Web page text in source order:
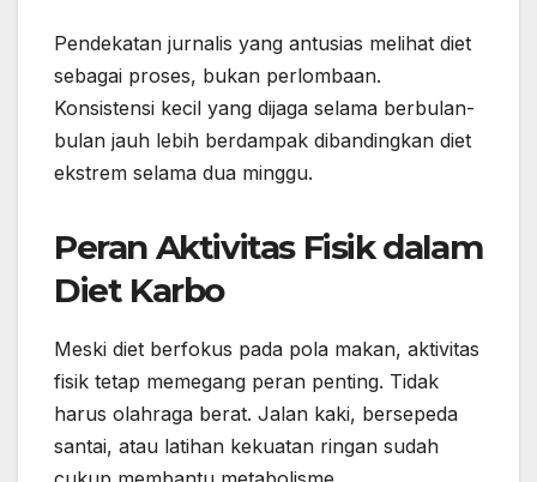
Pendekatan jurnalis yang antusias melihat diet
sebagai proses, bukan perlombaan.
Konsistensi kecil yang dijaga selama berbulan-
bulan jauh lebih berdampak dibandingkan diet
ekstrem selama dua minggu.
Peran Aktivitas Fisik dalam
Diet Karbo
Meski diet berfokus pada pola makan, aktivitas
fisik tetap memegang peran penting. Tidak
harus olahraga berat. Jalan kaki, bersepeda
santai, atau latihan kekuatan ringan sudah